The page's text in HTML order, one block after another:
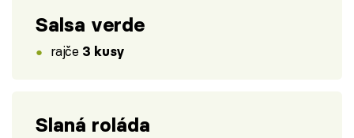
Salsa verde
rajče 3 kusy
Slaná roláda